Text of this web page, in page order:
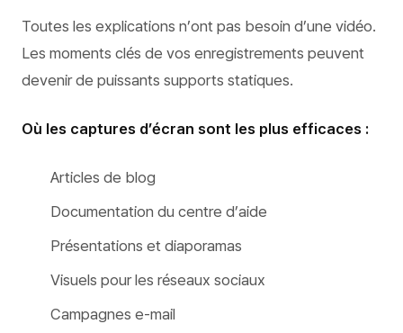
Toutes les explications n’ont pas besoin d’une vidéo.
Les moments clés de vos enregistrements peuvent
devenir de puissants supports statiques.
Où les captures d’écran sont les plus efficaces :
Articles de blog
Documentation du centre d’aide
Présentations et diaporamas
Visuels pour les réseaux sociaux
Campagnes e-mail